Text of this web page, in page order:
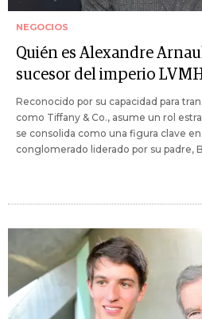
NEGOCIOS
Quién es Alexandre
sucesor del imperio
Reconocido por su capacidad para
como Tiffany & Co., asume un rol
se consolida como una figura clave en
conglomerado liderado por su padre,